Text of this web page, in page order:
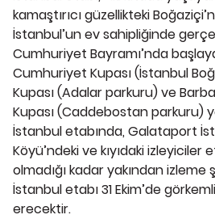
kamaştırıcı güzellikteki
İstanbul’un ev sahipliğinde
Cumhuriyet Bayramı’nda
Cumhuriyet Kupası (İstanbul
Kupası (Adalar parkuru) ve
Kupası (Caddebostan parkuru)
İstanbul etabında, Galataport
Köyü’ndeki ve kıyıdaki
olmadığı kadar yakından izleme
İstanbul etabı 31 Ekim’de
erecektir.